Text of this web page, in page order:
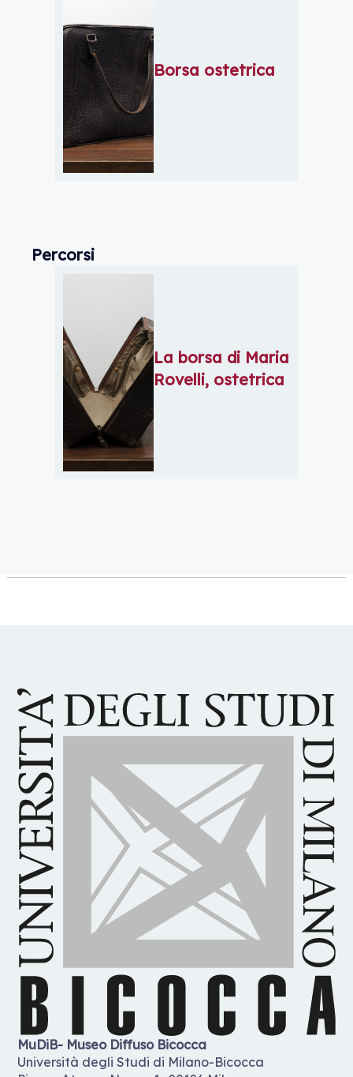
Borsa ostetrica
Percorsi
La borsa di Maria
Rovelli, ostetrica
MuDiB- Museo Diffuso Bicocca
Università degli Studi di Milano-Bicocca